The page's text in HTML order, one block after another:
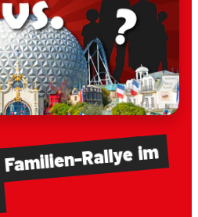
Familien-Rallyeim